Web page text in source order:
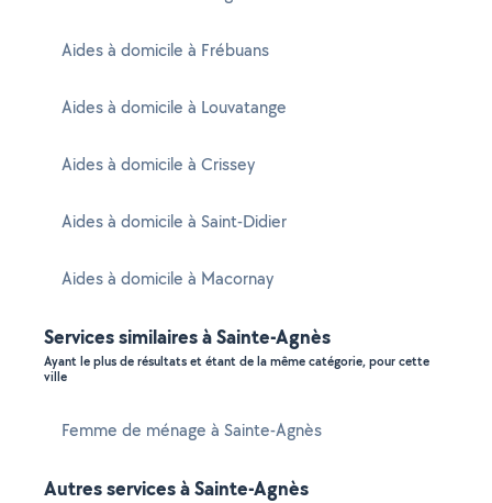
Aides à domicile à Frébuans
Aides à domicile à Louvatange
Aides à domicile à Crissey
Aides à domicile à Saint-Didier
Aides à domicile à Macornay
Services similaires à Sainte-Agnès
Ayant le plus de résultats et étant de la même catégorie, pour cette
ville
Femme de ménage à Sainte-Agnès
Autres services à Sainte-Agnès